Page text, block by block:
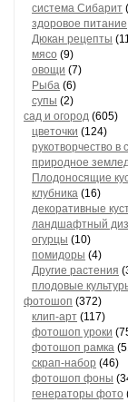
система Сибарит
здоровое питание
Дюкан рецепты
мясо (9)
овощи (7)
Рыба (6)
супы (2)
сад и огород (605)
цветочки (124)
рукотворчество в
природное
Плодоносящие
клубника (16)
декоративные
ландшафтный
огурцы (10)
помидоры (4)
Другие растения
плодовые
фотошоп (372)
клип-арт (117)
фотошоп уроки
фотошоп рамка
скрап-набор (46)
фотошоп фоны
генераторы фото